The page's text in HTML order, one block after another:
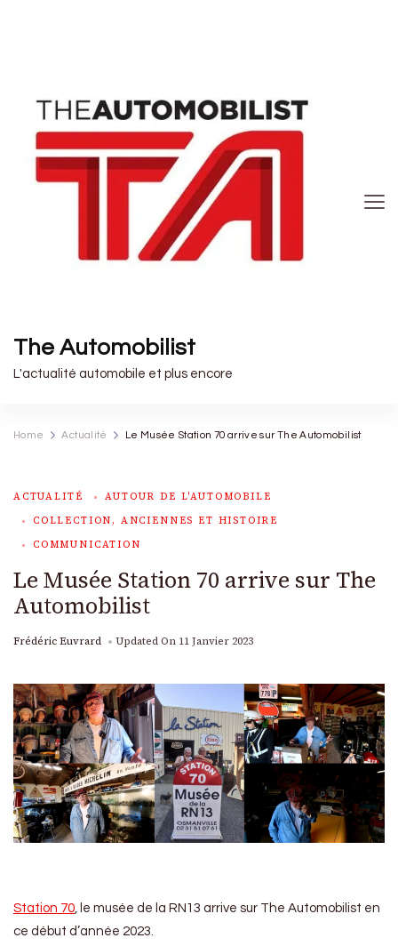
The Automobilist
L'actualité automobile et plus encore
Home Actualité Le Musée Station 70 arrive sur The Automobilist
ACTUALITÉ
AUTOUR DE L'AUTOMOBILE
COLLECTION, ANCIENNES ET HISTOIRE
COMMUNICATION
Le Musée Station 70 arrive sur The
Automobilist
Frédéric Euvrard Updated On 11 Janvier 2023
Station 70 , le musée de la RN13 arrive sur The Automobilist en
ce début d’année 2023.